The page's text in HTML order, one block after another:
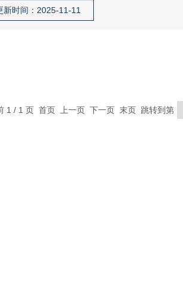
新时间：2025-11-11
1 / 1 页 首页 上一页 下一页 末页 跳转到第